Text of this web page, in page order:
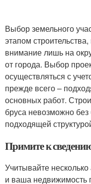
Выбор земельного
этапом
внимание лишь на
от города. Выбор
осуществляться с
прежде всего –
основных работ.
бруса невозможно без
подходящей
Примите к
Учитывайте
и ваша недвижимость